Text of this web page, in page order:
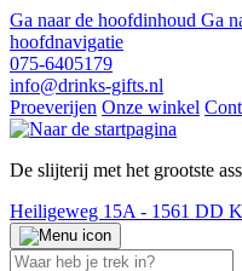
Ga naar de hoofdinhoud Ga
hoofdnavigatie
075-6405179
info@drinks-gifts.nl
Proeverijen Onze winkel
De slijterij met het grootste
Heiligeweg 15A - 1561 DD